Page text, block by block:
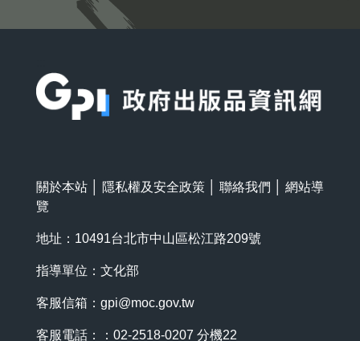
關於本站 隱私權及安全政策 聯絡我們
網站導
覽
地址：10491台北市中山區松江路209號
指導單位：文化部
客服信箱： gpi@moc.gov.tw
客服電話：：02-2518-0207 分機22